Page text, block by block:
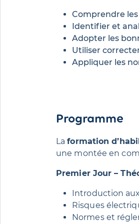
Comprendre
Identifier et
Adopter les
Utiliser
Appliquer les
Programme
Laformation
une montée en
Premier Jour –
Introduction
Risques
Normes et